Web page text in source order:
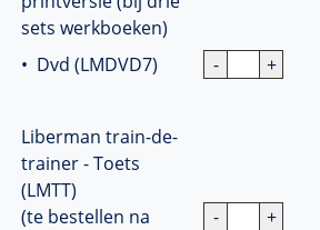
sets werkboeken)
• Dvd (LMDVD7)
Liberman train-de-
trainer - Toets
(LMTT)
(te bestellen na